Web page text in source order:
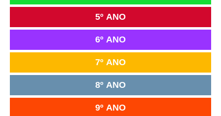
5º ANO
6º ANO
7º ANO
8º ANO
9º ANO